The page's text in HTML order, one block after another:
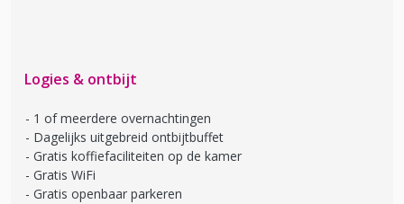
Logies & ontbijt
1 of meerdere overnachtingen
Dagelijks uitgebreid ontbijtbuffet
Gratis koffiefaciliteiten op de kamer
Gratis WiFi
Gratis openbaar parkeren